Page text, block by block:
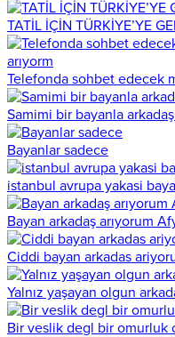
TATİL İÇİN TÜRKİYE’YE
Telefonda sohbet edecek
Samimi bir bayanla
Bayanlar sadece
istanbul avrupa yakasi
Bayan arkadaş arıyorum
Ciddi bayan arkadas
Yalnız yaşayan olgun
Bir veslik degl bir omurluk